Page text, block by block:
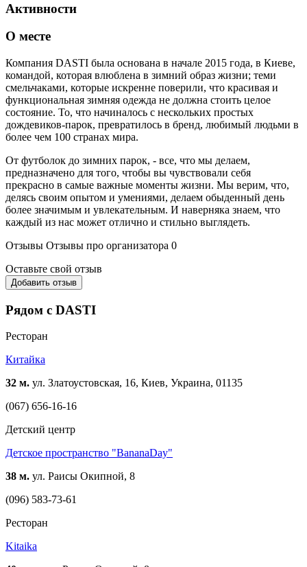
Активности
О месте
Компания DASTI была основана в начале 2015 года, в Киеве,
командой, которая влюблена в зимний образ жизни; теми
смельчаками, которые искренне поверили, что красивая и
функциональная зимняя одежда не должна стоить целое
состояние. То, что начиналось с нескольких простых
дождевиков-парок, превратилось в бренд, любимый людьми в
более чем 100 странах мира.
От футболок до зимних парок, - все, что мы делаем,
предназначено для того, чтобы вы чувствовали себя
прекрасно в самые важные моменты жизни. Мы верим, что,
делясь своим опытом и умениями, делаем обыденный день
более значимым и увлекательным. И наверняка знаем, что
каждый из нас может отлично и стильно выглядеть.
Отзывы Отзывы про организатора 0
Оставьте свой отзыв
Добавить отзыв
Рядом с DASTI
Ресторан
Китайка
32 м. ул. Златоустовская, 16, Киев, Украина, 01135
(067) 656-16-16
Детский центр
Детское пространство "BananaDay"
38 м. ул. Раисы Окипной, 8
(096) 583-73-61
Ресторан
Kitaika